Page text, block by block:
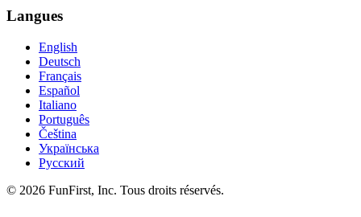
Langues
English
Deutsch
Français
Español
Italiano
Português
Čeština
Українська
Русский
© 2026 FunFirst, Inc. Tous droits réservés.